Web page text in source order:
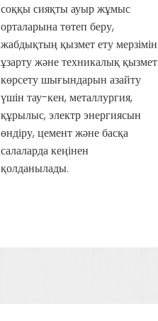
соққы сияқты ауыр жұмыс
орталарына төтеп беру,
жабдықтың қызмет ету мерзімін
ұзарту және техникалық қызмет
көрсету шығындарын азайту
үшін тау-кен, металлургия,
құрылыс, электр энергиясын
өндіру, цемент және басқа
салаларда кеңінен
қолданылады.